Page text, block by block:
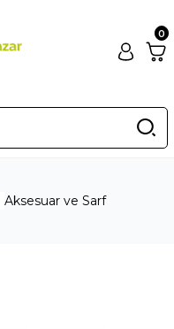
0
Aksesuar ve Sarf